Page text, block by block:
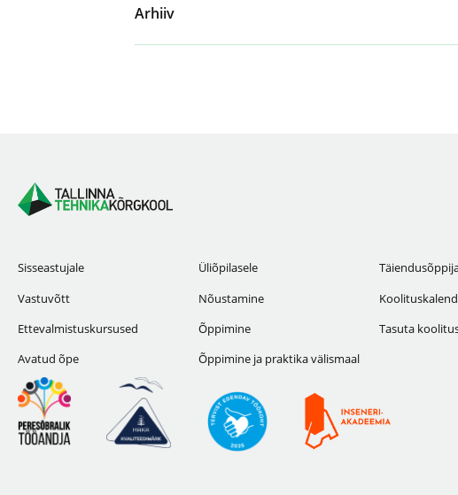
Arhiiv
Sisseastujale
Vastuvõtt
Ettevalmistuskursused
Avatud õpe
Üliõpilasele
Nõustamine
Õppimine
Õppimine ja praktika välismaal
Tasuta